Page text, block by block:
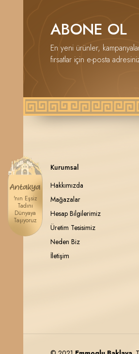
ABONE OL
En yeni ürünler,
fırsatlar için e-posta
Kurumsal
Hakkımızda
Mağazalar
Hesap Bilgilerimiz
Üretim Tesisimiz
Neden Biz
İletişim
'nın Eşsiz
Tadını
Dünyaya
Taşıyoruz